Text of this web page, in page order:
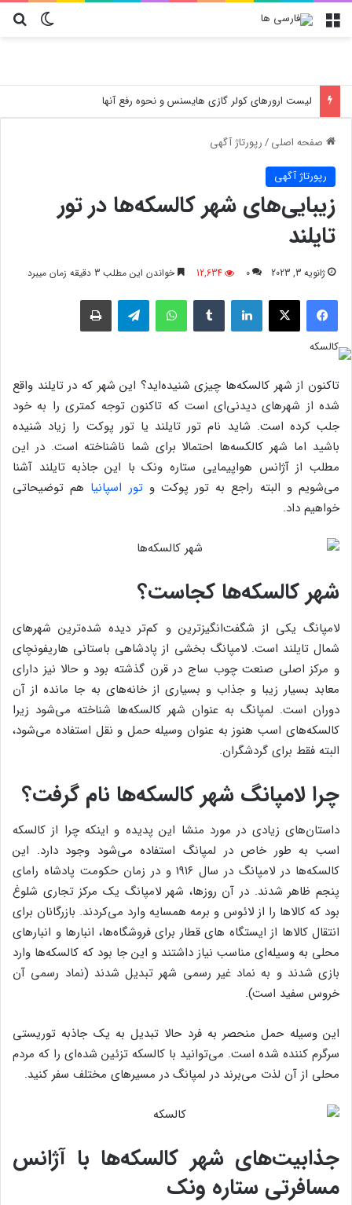
تغییر منو
لیست ارورهای کولر گازی هایسنس و نحوه رفع آنها
صفحه اصلی/رپورتاژ آگهی
رپورتاژ آگهی
زیبایی‌های شهر کالسکه‌ها در تور
تایلند
ژانویه 3, 2023 0
12,634 خواندن این مطلب 3 دقیقه زمان میبرد
فیسبوک لینکدین واتس آپ
تاکنون از شهر کالسکه‌ها چیزی شنیده‌اید؟ این شهر که در تایلند واقع
شده از شهرهای دیدنی‌ای است که تاکنون توجه کمتری را به خود
جلب کرده است. شاید نام تور تایلند یا تور پوکت را زیاد شنیده
باشید اما شهر کالکسه‌ها احتمالا برای شما ناشناخته است. در این
مطلب از آژانس هواپیمایی ستاره ونک با این جاذبه تایلند آشنا
می‌شویم و البته راجع به تور پوکت وتور اسپانیا هم توضیحاتی
خواهیم داد.
شهر کالسکه‌ها کجاست؟
لامپانگ یکی از شگفت‌انگیزترین و کم‌تر دیده شده‌ترین شهرهای
شمال تایلند است. لامپانگ بخشی از پادشاهی باستانی هاریفونچای
و مرکز اصلی صنعت چوب ساج در قرن گذشته بود و حالا نیز دارای
معابد بسیار زیبا و جذاب و بسیاری از خانه‌های به جا مانده از آن
دوران است. لمپانگ به عنوان شهر کالسکه‌ها شناخته می‌شود زیرا
کالسکه‌های اسب هنوز به عنوان وسیله حمل و نقل استفاده می‌شود،
البته فقط برای گردشگران.
چرا لامپانگ شهر کالسکه‌ها نام گرفت؟
داستان‌های زیادی در مورد منشا این پدیده و اینکه چرا از کالسکه
اسب به طور خاص در لمپانگ استفاده می‌شود وجود دارد. این
کالسکه‌ها در لامپانگ در سال ۱۹۱۶ و در زمان حکومت پادشاه رامای
پنجم ظاهر شدند. در آن روزها، شهر لامپانگ یک مرکز تجاری شلوغ
بود که کالاها را از لائوس و برمه همسایه وارد می‌کردند. بازرگانان برای
انتقال کالاها از ایستگاه های قطار برای فروشگاه‌ها، انبارها و انبارهای
محلی به وسیله‌ای مناسب نیاز داشتند و این جا بود که کالسکه‌ها وارد
بازی شدند و به نماد غیر رسمی شهر تبدیل شدند (نماد رسمی آن
خروس سفید است).
این وسیله حمل منحصر به فرد حالا تبدیل به یک جاذبه توریستی
سرگرم کننده شده است. می‌توانید با کالسکه تزئین شده‌ای را که مردم
محلی از آن لذت می‌برند در لمپانگ در مسیرهای مختلف سفر کنید.
جذابیت‌های شهر کالسکه‌ها با آژانس
مسافرتی ستاره ونک